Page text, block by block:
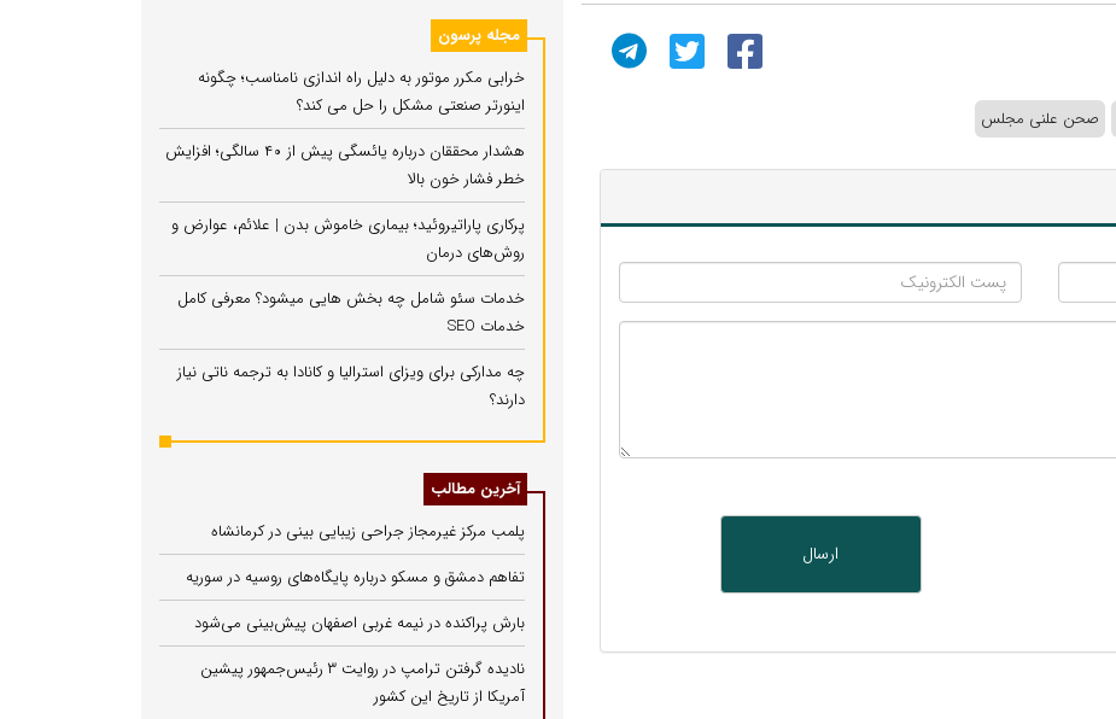
صحن علنی مجلس
مجله پرسون
خرابی مکرر موتور به دلیل راه‌ اندازی نامناسب؛ چگونه
اینورتر صنعتی مشکل را حل می‌ کند؟
هشدار محققان درباره یائسگی پیش از ۴۰ سالگی؛ افزایش
خطر فشار خون بالا
پرکاری پاراتیروئید؛ بیماری خاموش بدن | علائم، عوارض و
روش‌های درمان
خدمات سئو شامل چه بخش هایی میشود؟ معرفی کامل
خدمات SEO
چه مدارکی برای ویزای استرالیا و کانادا به ترجمه ناتی نیاز
دارند؟
آخرین مطالب
پلمب مرکز غیرمجاز جراحی زیبایی بینی در کرمانشاه
تفاهم دمشق و مسکو درباره پایگاه‌های روسیه در سوریه
بارش پراکنده در نیمه غربی اصفهان پیش‌بینی می‌شود
نادیده گرفتن ترامپ در روایت ۳ رئیس‌جمهور پیشین
آمریکا از تاریخ این کشور